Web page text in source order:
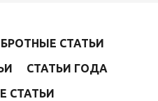
СТАТЬИ
СТАТЬИ ГОДА
СТАТЬИ